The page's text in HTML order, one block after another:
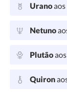
Uranoaos
Netuno
Plutãoaos
Quiron